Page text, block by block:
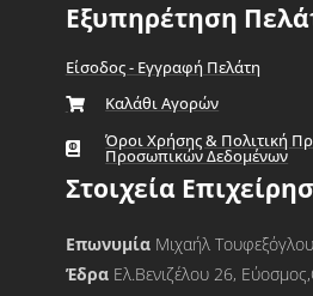
Εξυπηρέτηση
Είσοδος - Εγγραφή Πελάτη
Καλάθι Αγορών
Όροι Χρήσης & Πολιτική
Προσωπικών Δεδομένων
Στοιχεία
Επωνυμία Μιχαήλ Τουφεξόγλου
Έδρα Ελ.Βενιζέλου 26,